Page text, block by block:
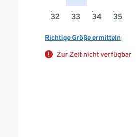
32 33 34 35
Richtige Größe ermitteln
Zur Zeit nicht verfügbar